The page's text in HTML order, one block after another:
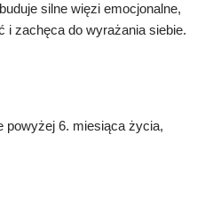
silne więzi emocjonalne,
i zachęca do wyrażania siebie.
powyżej 6. miesiąca życia,